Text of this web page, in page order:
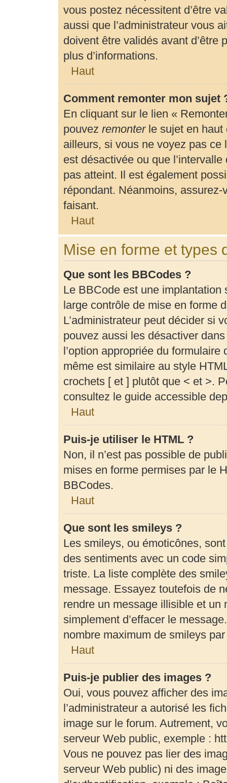
vous postez nécessitent d’être
aussi que l’administrateur vous
doivent être validés avant d’être
plus d’informations.
Haut
Comment remonter mon sujet
En cliquant sur le lien «
pouvez remonterle sujet en haut
ailleurs, si vous ne voyez pas
est désactivée ou que
pas atteint. Il est également
répondant. Néanmoins,
faisant.
Haut
Mise en forme et types
Que sont les BBCodes ?
Le BBCode est une
large contrôle de mise en forme
L’administrateur peut décider si
pouvez aussi les désactiver
l’option appropriée du
même est similaire au style
crochets [ et ] plutôt que < et >.
consultez le guide accessible
Haut
Puis-je utiliser le HTML ?
Non, il n’est pas possible de
mises en forme permises par le
BBCodes.
Haut
Que sont les smileys ?
Les smileys, ou émoticônes,
des sentiments avec un code
triste. La liste complète des
message. Essayez toutefois de
rendre un message illisible et un
simplement d’effacer le
nombre maximum de smileys
Haut
Puis-je publier des images ?
Oui, vous pouvez afficher des
l’administrateur a autorisé les
image sur le forum. Autrement,
serveur Web public, exemple :
Vous ne pouvez pas lier des
serveur Web public) ni des